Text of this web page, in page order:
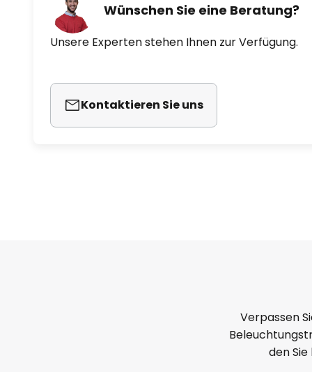
Wünschen Sie eine Beratung?
Unsere Experten stehen Ihnen zur Verfügung.
Kontaktieren Sie uns
Verpassen
den